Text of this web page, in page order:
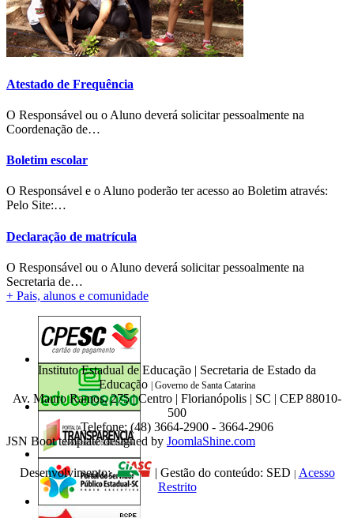
Atestado de Frequência
O Responsável ou o Aluno deverá solicitar pessoalmente na
Coordenação de…
Boletim escolar
O Responsável e o Aluno poderão ter acesso ao Boletim através:
Pelo Site:…
Declaração de matrícula
O Responsável ou o Aluno deverá solicitar pessoalmente na
Secretaria de…
+ Pais, alunos e comunidade
Instituto Estadual de Educação | Secretaria de Estado da
Educação
Governo de Santa Catarina
Av. Mauro Ramos, 275 | Centro | Florianópolis | SC | CEP 88010-
500
Telefone: (48) 3664-2900 - 3664-2906
JSN Boot template designed by JoomlaShine.com
Desenvolvimento: | Gestão do conteúdo: SED
Acesso
Restrito